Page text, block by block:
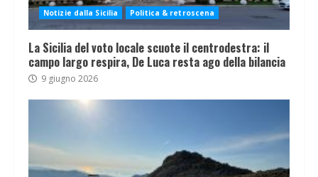
Notizie dalla Sicilia Politica & retroscena
La Sicilia del voto locale scuote il centrodestra: il
campo largo respira, De Luca resta ago della bilancia
9 giugno 2026